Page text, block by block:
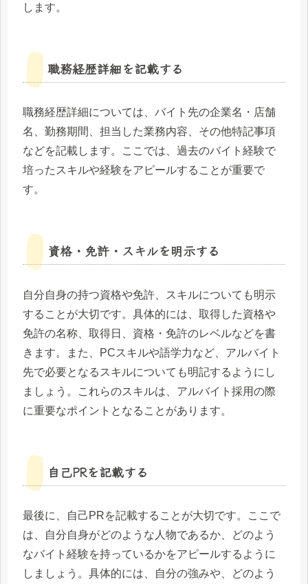
します。
職務経歴詳細を記載する
職務経歴詳細については、バイト先の企業名・店舗
名、勤務期間、担当した業務内容、その他特記事項
などを記載します。ここでは、過去のバイト経験で
培ったスキルや経験をアピールすることが重要で
す。
資格・免許・スキルを明示する
自分自身の持つ資格や免許、スキルについても明示
することが大切です。具体的には、取得した資格や
免許の名称、取得日、資格・免許のレベルなどを書
きます。また、PCスキルや語学力など、アルバイト
先で必要となるスキルについても明記するようにし
ましょう。これらのスキルは、アルバイト採用の際
に重要なポイントとなることがあります。
自己PRを記載する
最後に、自己PRを記載することが大切です。ここで
は、自分自身がどのような人物であるか、どのよう
なバイト経験を持っているかをアピールするように
しましょう。具体的には、自分の強みや、どのよう